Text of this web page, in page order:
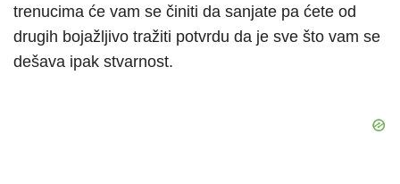
trenucima će vam se činiti da sanjate pa ćete od
drugih bojažljivo tražiti potvrdu da je sve što vam se
dešava ipak stvarnost.